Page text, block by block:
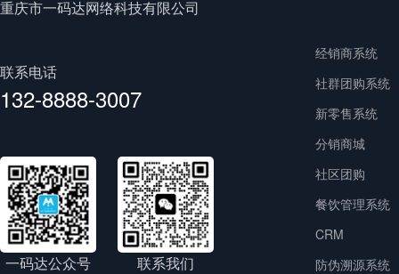
重庆市一码达网络科技有限公司
联系电话
132-8888-3007
一码达公众号 联系我们
经销商系统
社群团购系统
新零售系统
分销商城
社区团购
餐饮管理系统
CRM
防伪溯源系统